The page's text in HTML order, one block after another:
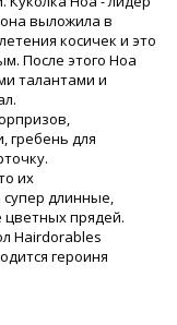
выложила в
косичек и это
После этого Ноа
талантами и
гребень для
их
длинные,
цветных прядей.
Hairdorables
героиня